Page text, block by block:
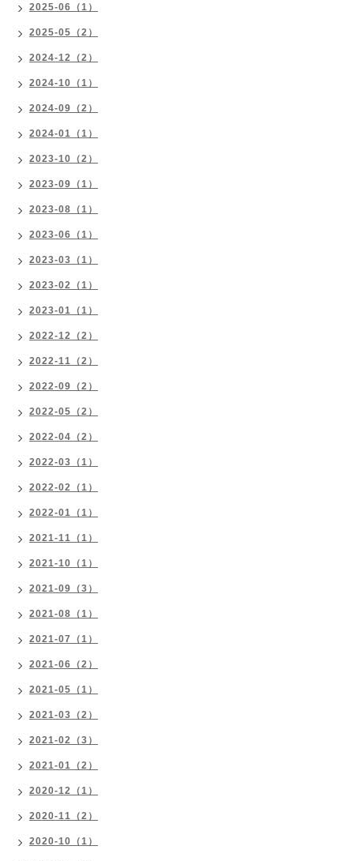
2025-06（1）
2025-05（2）
2024-12（2）
2024-10（1）
2024-09（2）
2024-01（1）
2023-10（2）
2023-09（1）
2023-08（1）
2023-06（1）
2023-03（1）
2023-02（1）
2023-01（1）
2022-12（2）
2022-11（2）
2022-09（2）
2022-05（2）
2022-04（2）
2022-03（1）
2022-02（1）
2022-01（1）
2021-11（1）
2021-10（1）
2021-09（3）
2021-08（1）
2021-07（1）
2021-06（2）
2021-05（1）
2021-03（2）
2021-02（3）
2021-01（2）
2020-12（1）
2020-11（2）
2020-10（1）